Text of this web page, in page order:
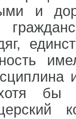
и
бы